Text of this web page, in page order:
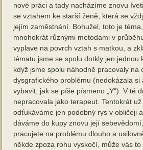
nové práci a tady nacházíme znovu
se vztahem ke starší ženě, která se
jejím zaměstnání. Bohužel, toto je
mnohokrát různými metodami v
vyplave na povrch vztah s matkou, a
tématu jsme se spolu dotkly jen jednou
když jsme spolu náhodně pracovaly na
dysgrafického problému (nedokázala si
vybavit, jak se píše písmeno „Y“). V té
nepracovala jako terapeut. Tentokrát už
odťukáváme jen podobný rys v obličeji
dáváme do kupy znovu její
pracujete na problému dlouho a
někde zpoza rohu vyskočí, může vás